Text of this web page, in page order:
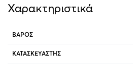
Χαρακτηριστικά
ΒΆΡΟΣ
ΚΑΤΑΣΚΕΥΑΣΤΉΣ